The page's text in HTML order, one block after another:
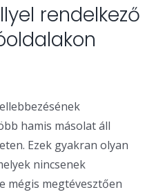
rendelkező
hamis másolat áll
Ezek gyakran olyan
nincsenek
mégis megtévesztően